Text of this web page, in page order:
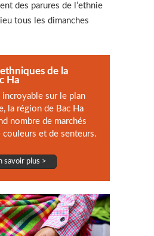
des parures de l’ethnie
tous les dimanches
de la
Ha
incroyable sur le plan
la région de Bac Ha
nombre de marchés
et de senteurs.
savoir plus >